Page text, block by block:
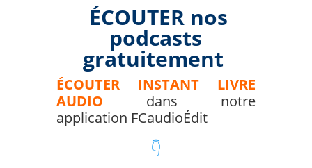
ÉCOUTER nos
podcasts
gratuitement
ÉCOUTER INSTANT LIVRE
AUDIO
dans notre
application FCaudioÉdit
👇